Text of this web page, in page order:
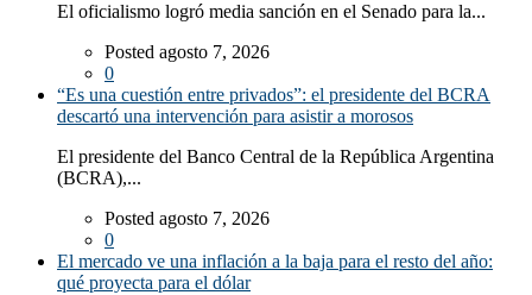
El oficialismo logró media sanción en el Senado para la...
Posted agosto 7, 2026
0
“Es una cuestión entre privados”: el presidente del BCRA
descartó una intervención para asistir a morosos
El presidente del Banco Central de la República Argentina
(BCRA),...
Posted agosto 7, 2026
0
El mercado ve una inflación a la baja para el resto del año:
qué proyecta para el dólar